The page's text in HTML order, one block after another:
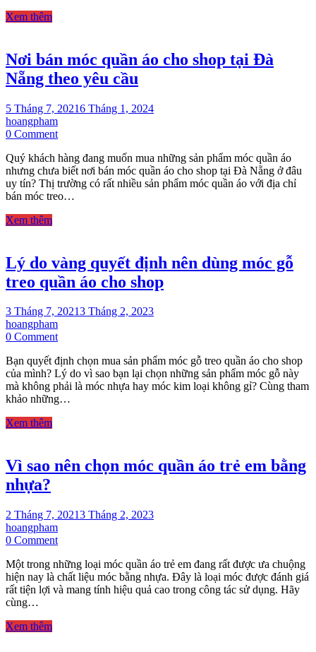
quần
áo
nào?
Xem thêm
Nơi bán móc quần áo cho shop tại Đà
Nẵng theo yêu cầu
5 Tháng 7, 20216 Tháng 1, 2024
hoangpham
0 Commenton
bán
móc
quần
áo
Nẵng
theo
yêu
Quý khách hàng đang muốn mua những sản phẩm móc quần áo
nhưng chưa biết nơi bán móc quần áo cho shop tại Đà Nẵng ở đâu
uy tín? Thị trường có rất nhiều sản phẩm móc quần áo với địa chỉ
bán móc treo…
Xem thêm
Lý do vàng quyết định nên dùng móc gỗ
treo quần áo cho shop
3 Tháng 7, 20213 Tháng 2, 2023
hoangpham
0 Commenton
do
vàng
quyết
định
treo
quần
shop
Bạn quyết định chọn mua sản phẩm móc gỗ treo quần áo cho shop
của mình? Lý do vì sao bạn lại chọn những sản phẩm móc gỗ này
mà không phải là móc nhựa hay móc kim loại không gỉ? Cùng tham
khảo những…
Xem thêm
Vì sao nên chọn móc quần áo trẻ em bằng
nhựa?
2 Tháng 7, 20213 Tháng 2, 2023
hoangpham
0 Commenton
sao
nên
chọn
Một trong những loại móc quần áo trẻ em đang rất được ưa chuộng
hiện nay là chất liệu móc bằng nhựa. Đây là loại móc được đánh giá
rất tiện lợi và mang tính hiệu quả cao trong công tác sử dụng. Hãy
cùng…
Xem thêm